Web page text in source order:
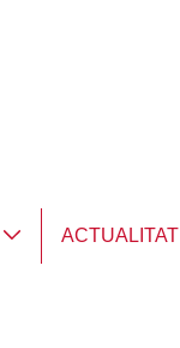
ACTUALITAT